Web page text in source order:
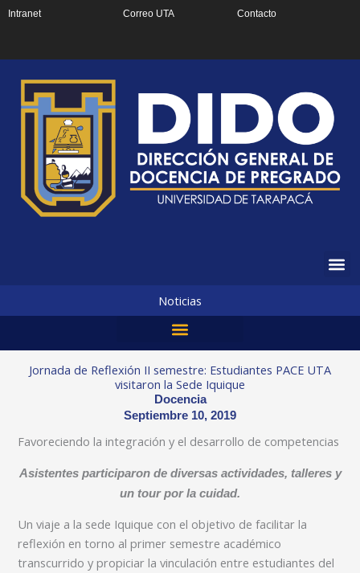
Intranet Correo UTA Contacto
Noticias
Jornada de Reflexión II semestre: Estudiantes PACE UTA
visitaron la Sede Iquique
Docencia
Septiembre 10, 2019
Favoreciendo la integración y el desarrollo de competencias
Asistentes participaron de diversas actividades, talleres y
un tour por la cuidad.
Un viaje a la sede Iquique con el objetivo de facilitar la
reflexión en torno al primer semestre académico
transcurrido y propiciar la vinculación entre estudiantes del